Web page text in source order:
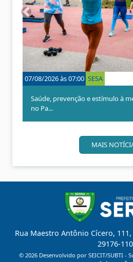
07/08/2026 às 07:00 SESA
Saúde, prevenção e estímulo à
no Pa...
A
n
t
e
r
i
o
r
MAIS
Rua Maestro Antônio Cícero, 111,
29176-110
© 2026 Desenvolvido por SEICIT/SUBTI -